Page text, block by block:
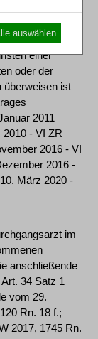
auf die
einer
oder der
überweisen ist
2011
- VI ZR
2016 - VI
2016 -
März 2020 -
im
anschließende
34 Satz 1
vom 29.
Rn. 18 f.;
2017, 1745 Rn.
auswählen